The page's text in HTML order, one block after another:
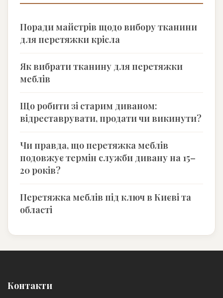
Поради майстрів щодо вибору тканини
для перетяжки крісла
Як вибрати тканину для перетяжки
меблів
Що робити зі старим диваном:
відреставрувати, продати чи викинути?
Чи правда, що перетяжка меблів
подовжує термін служби дивану на 15–
20 років?
Перетяжка меблів під ключ в Києві та
області
Контакти